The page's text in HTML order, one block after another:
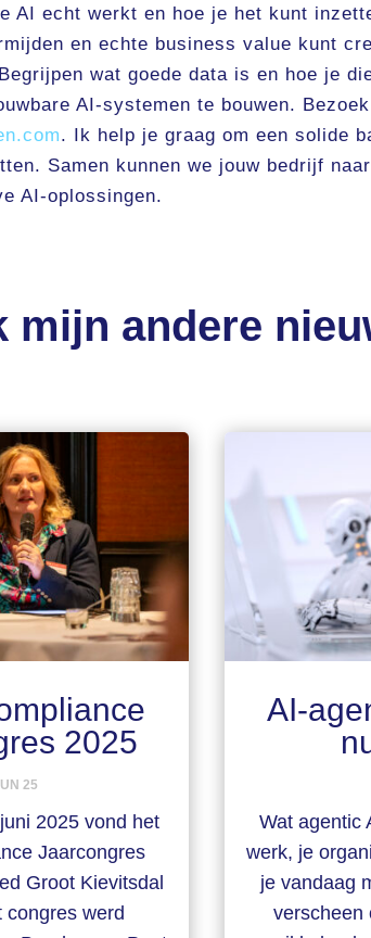
AI echt werkt en hoe je het kunt
en echte business value kunt
wat goede data is en hoe je
AI-systemen te bouwen.
. Ik help je graag om een solide
Samen kunnen we jouw bedrijf
AI-oplossingen.
mijn andere
2025
25
2025 vond het
Jaarcongres
Groot Kievitsdal
congres werd
AI-
Wat agentic
werk, je
je vandaag
verscheen